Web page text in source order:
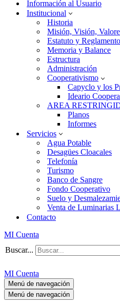
Información al Usuario
Institucional
Historia
Misión, Visión,
Estatuto y Reglamento
Memoria y Balance
Estructura
Administración
Cooperativismo
Capyclo y los
Ideario
AREA
Planos
Informes
Servicios
Agua Potable
Desagües Cloacales
Telefonía
Turismo
Banco de Sangre
Fondo Cooperativo
Suelo y
Venta de Luminarias
Contacto
MI Cuenta
Buscar...
MI Cuenta
Menú de navegación
Menú de navegación